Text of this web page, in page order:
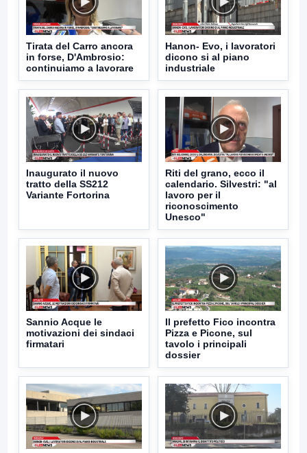
Tirata del Carro ancora
in forse, D'Ambrosio:
continuiamo a lavorare
Hanon- Evo, i lavoratori
dicono si al piano
industriale
Inaugurato il nuovo
tratto della SS212
Variante Fortorina
Riti del grano, ecco il
calendario. Silvestri: "al
lavoro per il
riconoscimento
Unesco"
Sannio Acque le
motivazioni dei sindaci
firmatari
Il prefetto Fico incontra
Pizza e Picone, sul
tavolo i principali
dossier